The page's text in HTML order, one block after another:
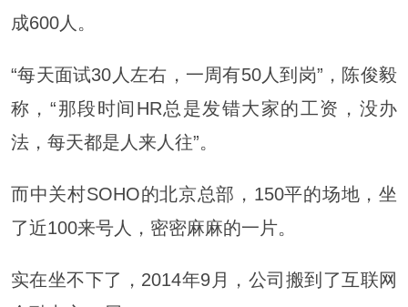
成600人。
“每天面试30人左右，一周有50人到岗”，陈俊毅
称，“那段时间HR总是发错大家的工资，没办
法，每天都是人来人往”。
而中关村SOHO的北京总部，150平的场地，坐
了近100来号人，密密麻麻的一片。
实在坐不下了，2014年9月，公司搬到了互联网